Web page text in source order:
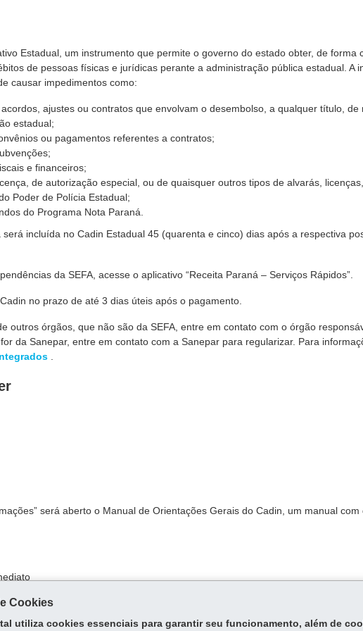
Estadual, um instrumento que permite o governo do estado obter, de forma
de pessoas físicas e jurídicas perante a administração pública estadual. A
causar impedimentos como:
ajustes ou contratos que envolvam o desembolso, a qualquer título, de
estadual;
ou pagamentos referentes a contratos;
e financeiros;
de autorização especial, ou de quaisquer outros tipos de alvarás,
Poder de Polícia Estadual;
do Programa Nota Paraná.
incluída no Cadin Estadual 45 (quarenta e cinco) dias após a respectiva
da SEFA, acesse o aplicativo “Receita Paraná – Serviços Rápidos”.
no prazo de até 3 dias úteis após o pagamento.
outros órgãos, que não são da SEFA, entre em contato com o órgão
da Sanepar, entre em contato com a Sanepar para regularizar. Para
será aberto o Manual de Orientações Gerais do Cadin, um manual com
2015
Cookies
utiliza cookies essenciais para garantir seu funcionamento, além de